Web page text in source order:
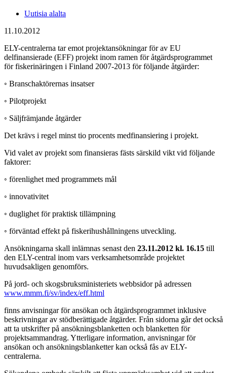
Uutisia alalta
11.10.2012
ELY-centralerna tar emot projektansökningar för av EU
delfinansierade (EFF) projekt inom ramen för åtgärdsprogrammet
för fiskerinäringen i Finland 2007-2013 för följande åtgärder:
◦ Branschaktörernas insatser
◦ Pilotprojekt
◦ Säljfrämjande åtgärder
Det krävs i regel minst tio procents medfinansiering i projekt.
Vid valet av projekt som finansieras fästs särskild vikt vid följande
faktorer:
◦ förenlighet med programmets mål
◦ innovativitet
◦ duglighet för praktisk tillämpning
◦ förväntad effekt på fiskerihushållningens utveckling.
Ansökningarna skall inlämnas senast den 23.11.2012 kl. 16.15 till
den ELY-central inom vars verksamhetsområde projektet
huvudsakligen genomförs.
På jord- och skogsbruksministeriets webbsidor på adressen
www.mmm.fi/sv/index/eff.html
finns anvis­ningar för ansökan och åtgärdsprogrammet inklusive
beskrivningar av stödberättigade åtgärder. Från sidorna går det också
att ta utskrifter på ansökningsblanketten och blanketten för
projektsammandrag. Ytterligare information, anvisningar för
ansökan och ansökningsblanketter kan också fås av ELY-
centralerna.